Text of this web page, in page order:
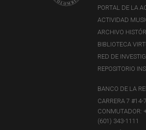
PORTAL DE LA
ACTIVIDAD
ARCHIVO
BIBLIOTECA
RED DE
REPOSITORIO
BANCO DE LA
CARRERA 7 #14-
CONMUTADOR:
(601) 343-1111